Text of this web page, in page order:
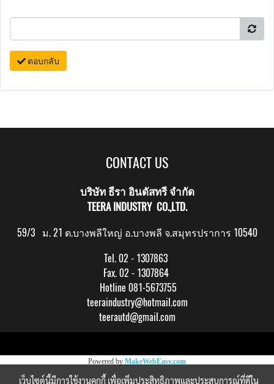
ตอบกลับ
CONTACT US
บริษัท ธีรา อินดัสทรี จำกัด
TEERA INDUSTRY CO.,LTD.
59/3 ม. 21 ต.บางพลีใหญ่ อ.บางพลี จ.สมุทรปราการ 10540
Tel. 02 - 1307863
Fax. 02 - 1307864
Hotline 081-5673755
teeraindustry@hotmail.com
teerautd@gmail.com
Powered by MakeWebEasy.com
เว็บไซต์นี้มีการใช้งานคุกกี้ เพื่อเพิ่มประสิทธิภาพและประสบการณ์ที่ดีใน